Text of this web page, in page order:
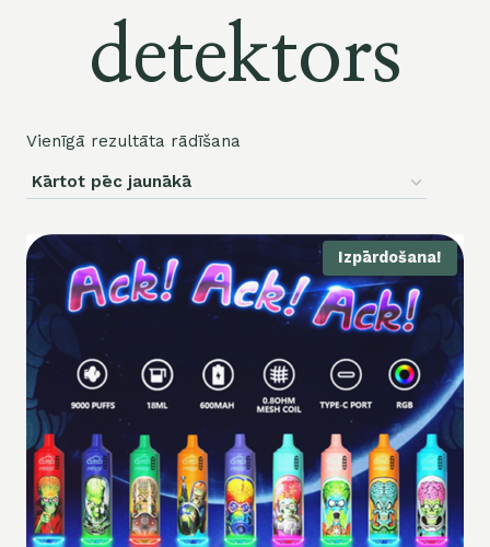
detektors
Vienīgā rezultāta rādīšana
Izpārdošana!